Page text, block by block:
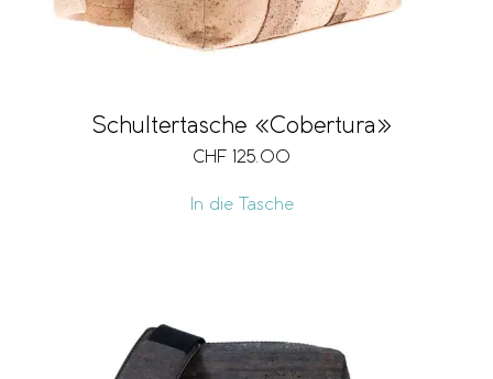
Schultertasche «Cobertura»
CHF 125.00
In die Tasche